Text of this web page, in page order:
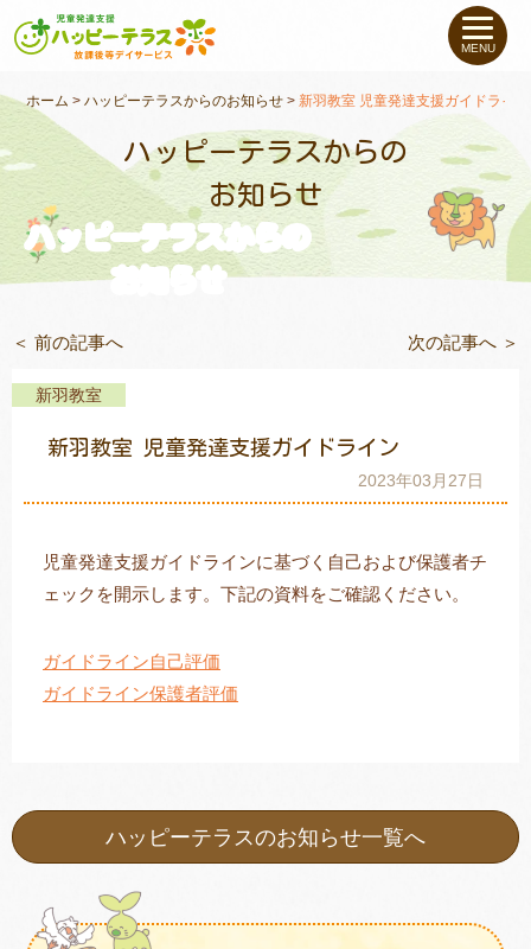
私たちについて
未就学のお子さま（０〜６才）
小学生〜高校生の お子さま
支援事例
教室一覧
MENU
ホーム >ハッピーテラスからのお知らせ >新羽教室 児童発達支援ガイドライン
ハッピーテラスからの
お知らせ
ハッピーテラスからの
お知らせ
＜ 前の記事へ 次の記事へ ＞
新羽教室
新羽教室 児童発達支援ガイドライン
2023年03月27日
児童発達支援ガイドラインに基づく自己および保護者チ
ェックを開示します。下記の資料をご確認ください。
ガイドライン自己評価
ガイドライン保護者評価
ハッピーテラスのお知らせ一覧へ